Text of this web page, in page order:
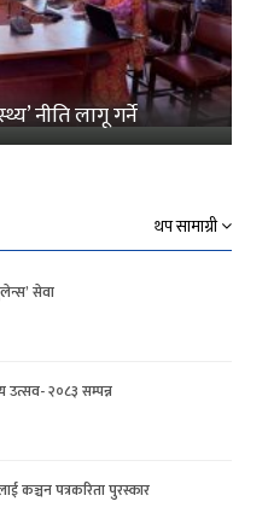
नीति लागू गर्ने
थप सामाग्री
सेवा
उत्सव- २०८३ सम्पन्न
कञ्चन पत्रकरिता पुरस्कार